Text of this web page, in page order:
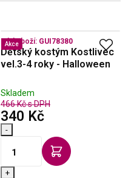
Akce
Kód zboží: GUI78380
Dětský kostým Kostlivec
vel.3-4 roky - Halloween
Skladem
466 Kč s DPH
340 Kčs DPH
-
+